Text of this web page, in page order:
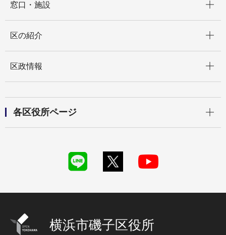
窓口・施設
区の紹介
区政情報
各区役所ページ
横浜市磯子区役所